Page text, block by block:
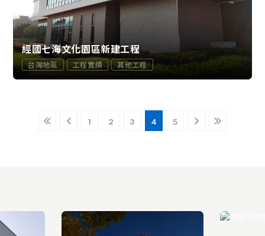
經國七海文化園區新建工程
台灣地區 工程實績 其他工程
1 2 3 4 5